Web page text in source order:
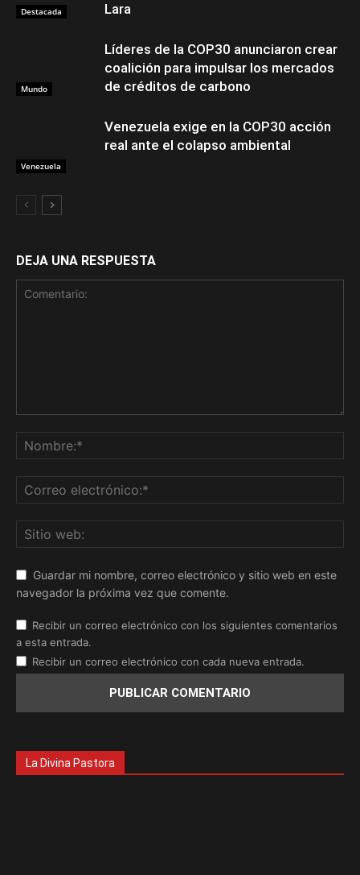
Destacada
Lara
Mundo
Líderes de la COP30 anunciaron crear
coalición para impulsar los mercados
de créditos de carbono
Venezuela
Venezuela exige en la COP30 acción
real ante el colapso ambiental
DEJA UNA RESPUESTA
Guardar mi nombre, correo electrónico y sitio web en este
navegador la próxima vez que comente.
Recibir un correo electrónico con los siguientes comentarios
a esta entrada.
Recibir un correo electrónico con cada nueva entrada.
La Divina Pastora